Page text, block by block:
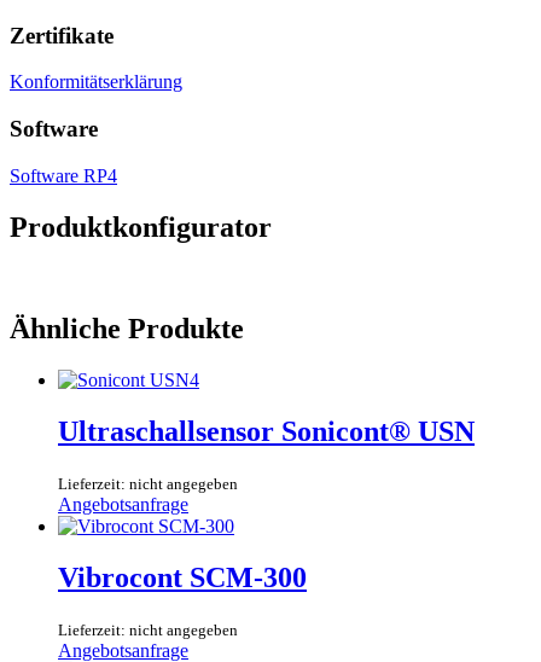
Zertifikate
Konformitätserklärung
Software
Software RP4
Produktkonfigurator
Ähnliche Produkte
Ultraschallsensor Sonicont® USN
Lieferzeit: nicht angegeben
Angebotsanfrage
Vibrocont SCM-300
Lieferzeit: nicht angegeben
Angebotsanfrage